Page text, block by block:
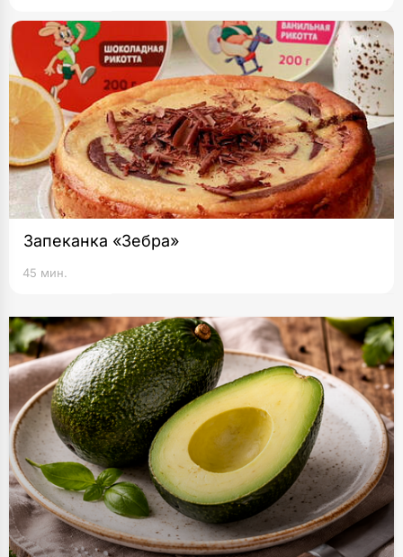
Запеканка «Зебра»
45 мин.